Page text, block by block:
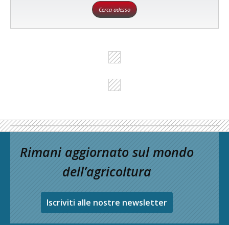
Cerca adesso
Rimani aggiornato sul mondo
dell’agricoltura
Iscriviti alle nostre newsletter